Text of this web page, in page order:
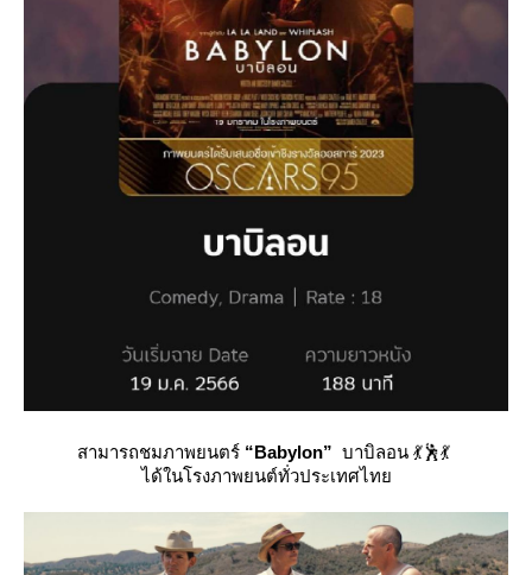
สามารถชมภาพยนตร์ “Babylon” บาบิลอน 💃🕺💃
ได้ในโรงภาพยนต์ทั่วประเทศไท